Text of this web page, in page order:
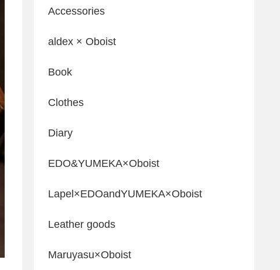
Accessories
aldex × Oboist
Book
Clothes
Diary
EDO&YUMEKA×Oboist
Lapel×EDOandYUMEKA×Oboist
Leather goods
Maruyasu×Oboist